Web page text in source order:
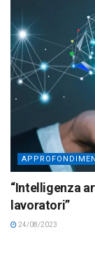
“Intelligenza
lavoratori”
24/08/2023